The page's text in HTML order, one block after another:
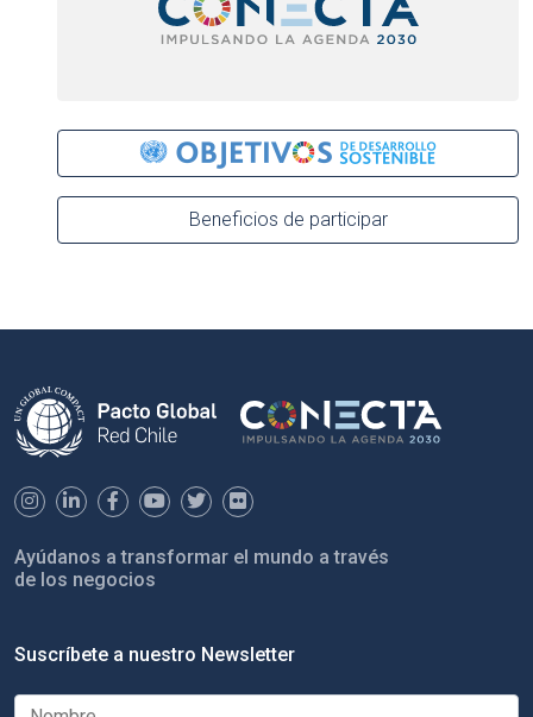
Beneficios de participar
Ayúdanos a transformar el mundo a través
de los negocios
Suscríbete a nuestro Newsletter